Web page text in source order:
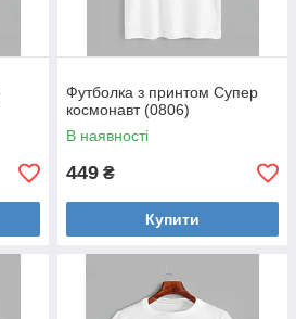
Футболка з принтом Супер
космонавт (0806)
В наявності
449 ₴
Купити